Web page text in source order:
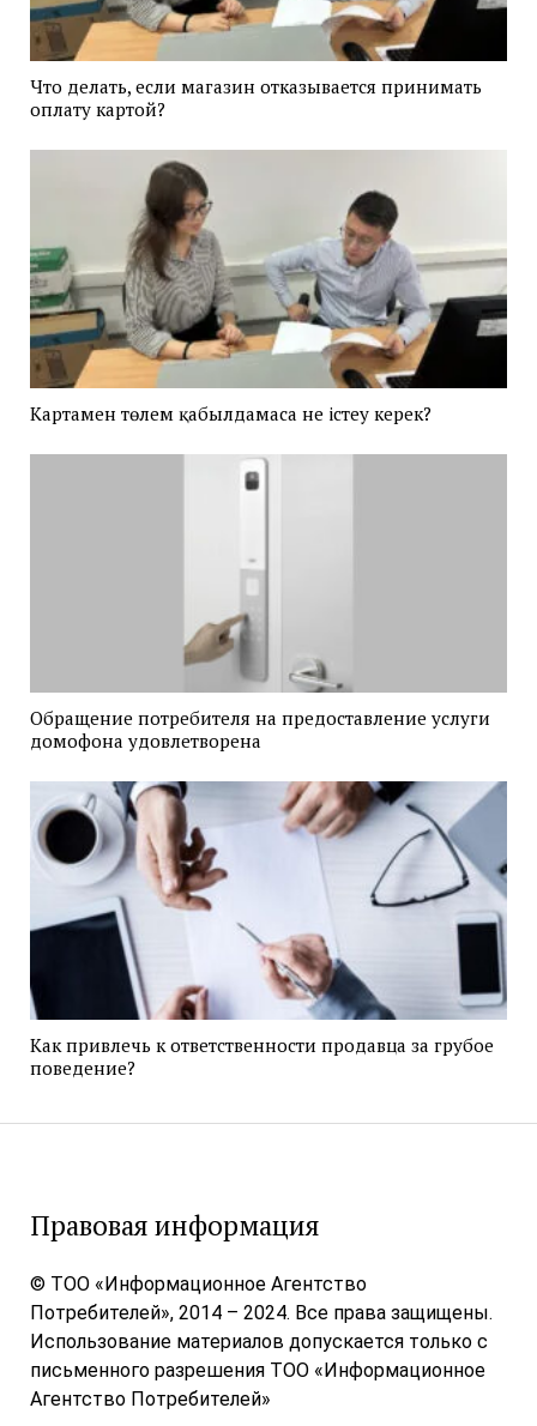
Что делать, если магазин отказывается принимать
оплату картой?
Картамен төлем қабылдамаса не істеу керек?
Обращение потребителя на предоставление услуги
домофона удовлетворена
Как привлечь к ответственности продавца за грубое
поведение?
Правовая информация
© ТОО «Информационное Агентство
Потребителей», 2014 – 2024. Все права защищены.
Использование материалов допускается только с
письменного разрешения ТОО «Информационное
Агентство Потребителей»